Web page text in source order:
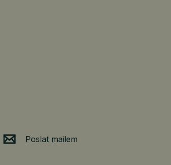
Poslat mailem